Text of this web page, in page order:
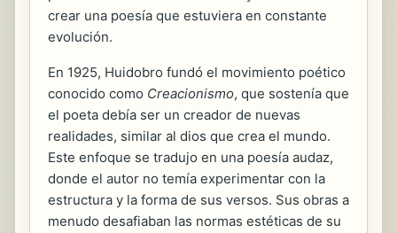
crear una poesía que estuviera en constante
evolución.
En 1925, Huidobro fundó el movimiento poético
conocido como Creacionismo, que sostenía que
el poeta debía ser un creador de nuevas
realidades, similar al dios que crea el mundo.
Este enfoque se tradujo en una poesía audaz,
donde el autor no temía experimentar con la
estructura y la forma de sus versos. Sus obras a
menudo desafiaban las normas estéticas de su